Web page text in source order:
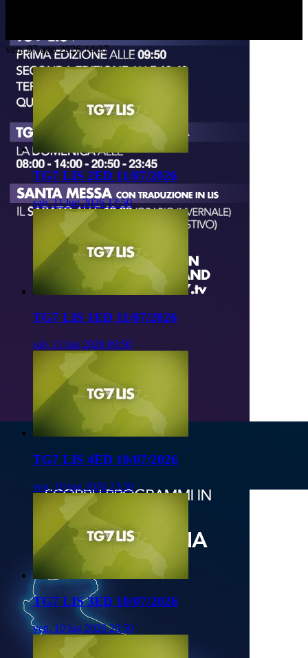
ven, 07 ago 2026 14:37
TG7 LIS 2ED 11/07/2026
sab, 11 lug 2026 13:50
TG7 LIS 1ED 11/07/2026
sab, 11 lug 2026 09:50
TG7 LIS 4ED 10/07/2026
ven, 10 lug 2026 23:50
TG7 LIS 3ED 10/07/2026
ven, 10 lug 2026 20:50